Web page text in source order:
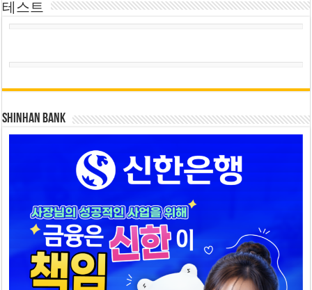
테스트
SHINHAN BANK